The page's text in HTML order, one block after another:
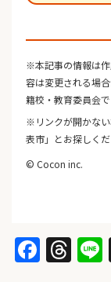
※本記事の情報は
容は変更される場
籍校・教育委員会で
※リンクが開かな
表市」とお探しくだ
© Cocon inc.